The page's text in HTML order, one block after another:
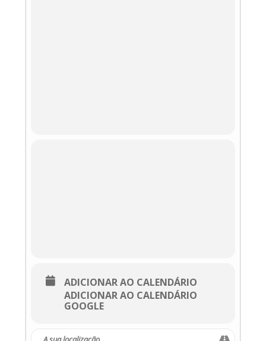
ADICIONAR AO CALENDÁRIO
ADICIONAR AO CALENDÁRIO
GOOGLE